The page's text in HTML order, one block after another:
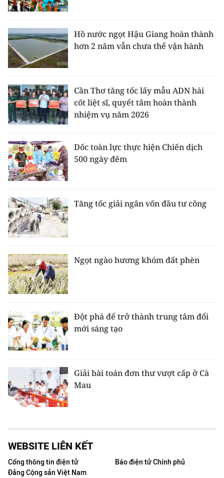
Hồ nước ngọt Hậu Giang hoàn thành
hơn 2 năm vẫn chưa thể vận hành
Cần Thơ tăng tốc lấy mẫu ADN hài
cốt liệt sĩ, quyết tâm hoàn thành
nhiệm vụ năm 2026
Dốc toàn lực thực hiện Chiến dịch
500 ngày đêm
Tăng tốc giải ngân vốn đầu tư công
Ngọt ngào hương khóm đất phèn
Đột phá để trở thành trung tâm đổi
mới sáng tạo
Giải bài toán đơn thư vượt cấp ở Cà
Mau
WEBSITE LIÊN KẾT
Cổng thông tin điện tử
Đảng Cộng sản Việt Nam
Báo điện tử Chính phủ